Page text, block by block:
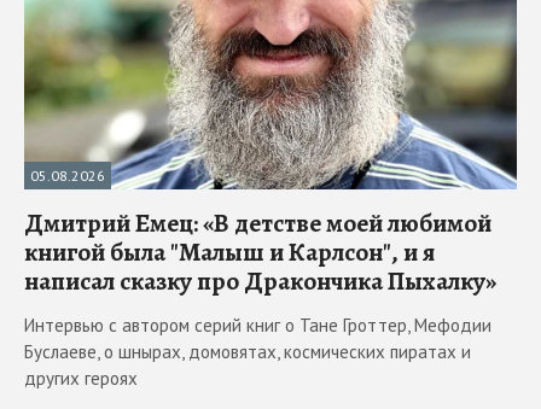
05.08.2026
Дмитрий Емец: «В детстве моей любимой
книгой была "Малыш и Карлсон", и я
написал сказку про Дракончика Пыхалку»
Интервью с автором серий книг о Тане Гроттер, Мефодии
Буслаеве, о шнырах, домовятах, космических пиратах и
других героях